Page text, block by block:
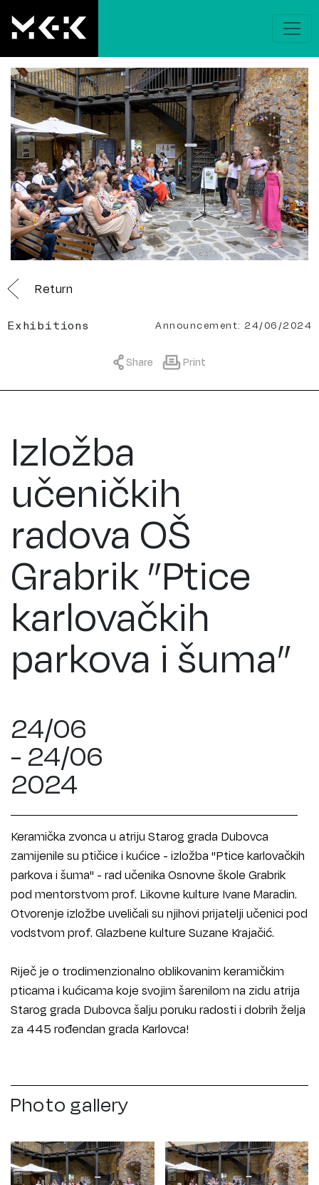
Return
Exhibitions Announcement: 24/06/2024
Share Print
Izložba
učeničkih
radova OŠ
Grabrik ”Ptice
karlovačkih
parkova i šuma”
24/06
- 24/06
2024
Keramička zvonca u atriju Starog grada Dubovca
zamijenile su ptičice i kućice - izložba "Ptice karlovačkih
parkova i šuma" - rad učenika Osnovne škole Grabrik
pod mentorstvom prof. Likovne kulture Ivane Maradin.
Otvorenje izložbe uveličali su njihovi prijatelji učenici pod
vodstvom prof. Glazbene kulture Suzane Krajačić.
Riječ je o trodimenzionalno oblikovanim keramičkim
pticama i kućicama koje svojim šarenilom na zidu atrija
Starog grada Dubovca šalju poruku radosti i dobrih želja
za 445 rođendan grada Karlovca!
Photo gallery